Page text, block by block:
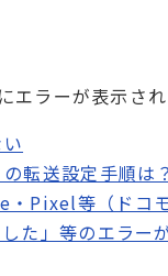
ラーが表示され
転送設定手順は
Pixel等（ドコ
た」等のエラー